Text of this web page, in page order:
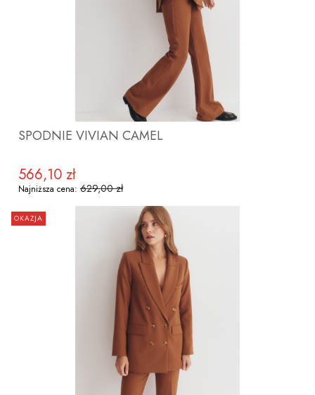
SPODNIE VIVIAN CAMEL
Cena promocyjna
566,10 zł
Najniższa cena: 629,00 zł
ZOBACZ PRODUKT
OKAZJA